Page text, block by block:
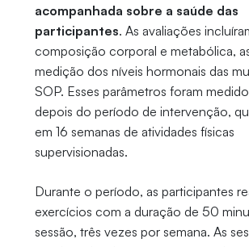
acompanhada sobre a saúde das
participantes. As avaliações
composição corporal e metabólica,
medição dos níveis hormonais das
SOP. Esses parâmetros foram
depois do período de intervenção,
em 16 semanas de atividades físicas
supervisionadas.
Durante o período, as participantes
exercícios com a duração de 50
sessão, três vezes por semana. As